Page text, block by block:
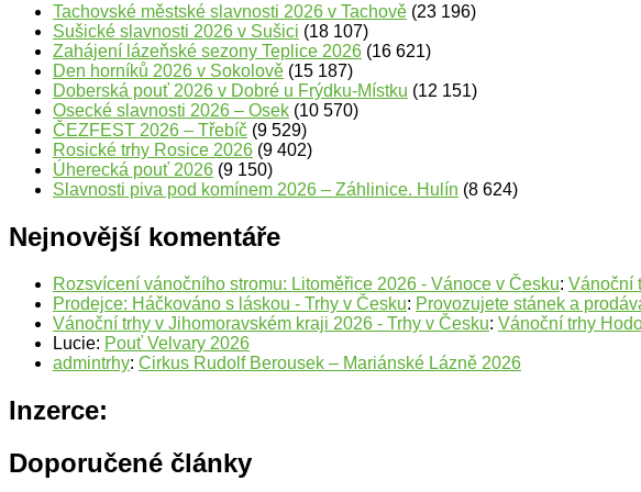
Tachovské městské slavnosti 2026 v Tachově (23 196)
Sušické slavnosti 2026 v Sušici (18 107)
Zahájení lázeňské sezony Teplice 2026 (16 621)
Den horníků 2026 v Sokolově (15 187)
Doberská pouť 2026 v Dobré u Frýdku-Místku (12 151)
Osecké slavnosti 2026 – Osek (10 570)
ČEZFEST 2026 – Třebíč (9 529)
Rosické trhy Rosice 2026 (9 402)
Úherecká pouť 2026 (9 150)
Slavnosti piva pod komínem 2026 – Záhlinice. Hulín (8 624)
Nejnovější komentáře
Rozsvícení vánočního stromu: Litoměřice 2026 - Vánoce v Česku: Vánoční
Prodejce: Háčkováno s láskou - Trhy v Česku: Provozujete stánek a
Vánoční trhy v Jihomoravském kraji 2026 - Trhy v Česku: Vánoční trhy
Lucie: Pouť Velvary 2026
admintrhy: Cirkus Rudolf Berousek – Mariánské Lázně 2026
Inzerce:
Doporučené články